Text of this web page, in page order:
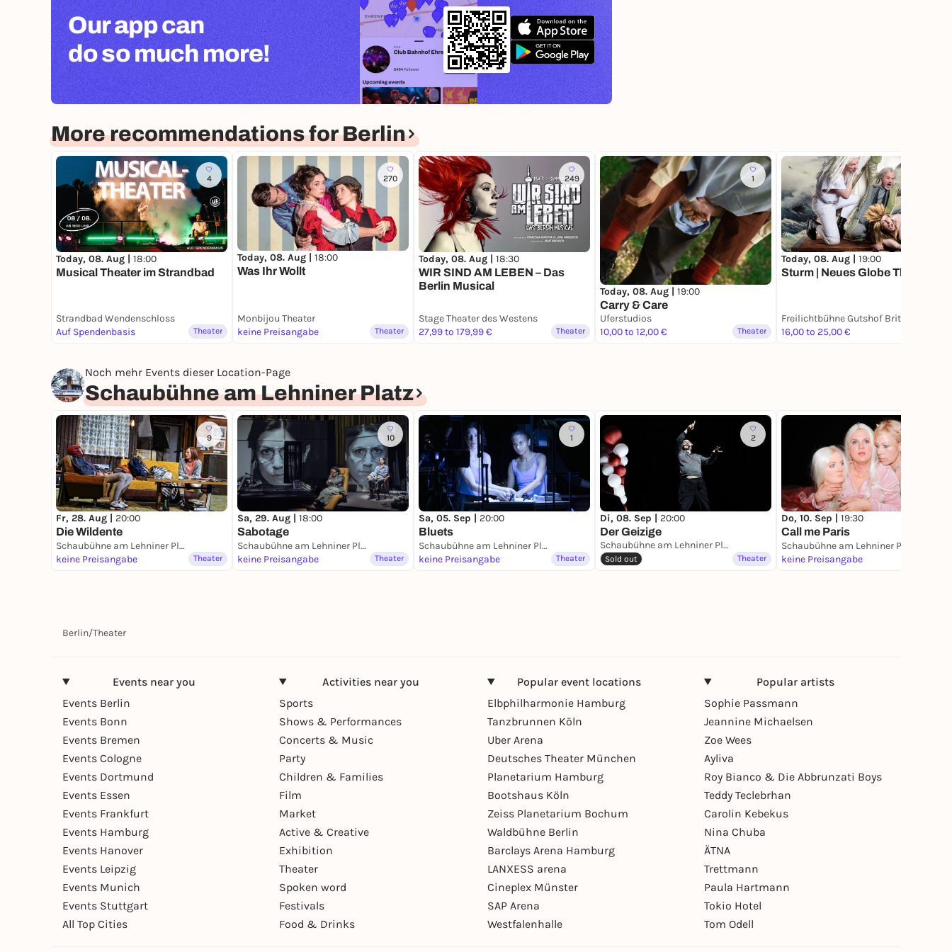
Our app can
do so much more!
More recommendations for Berlin
4
Today, 08. Aug | 18:00
Musical Theater im Strandbad
Strandbad Wendenschloss
Auf Spendenbasis
Theater
270
Today, 08. Aug | 18:00
Was Ihr Wollt
Monbijou Theater
keine Preisangabe
Theater
249
Today, 08. Aug | 18:30
WIR SIND AM LEBEN – Das
Berlin Musical
Stage Theater des Westens
27,99 to 179,99 €
Theater
1
Today, 08. Aug | 19:00
Carry & Care
Uferstudios
10,00 to 12,00 €
Theater
Today, 08. Aug | 19:00
Sturm | Neues Globe Theater
Freilichtbühne Gutshof Britz
16,00 to 25,00 €
Noch mehr Events dieser Location-Page
Schaubühne am Lehniner Platz
9
Fr, 28. Aug | 20:00
Die Wildente
Schaubühne am Lehniner Platz
keine Preisangabe
Theater
10
Sa, 29. Aug | 18:00
Sabotage
Schaubühne am Lehniner Platz
keine Preisangabe
Theater
1
Sa, 05. Sep | 20:00
Bluets
Schaubühne am Lehniner Platz
keine Preisangabe
Theater
2
Di, 08. Sep | 20:00
Der Geizige
Schaubühne am Lehniner Platz
Sold out Theater
Do, 10. Sep | 19:30
Call me Paris
keine Preisangabe
Berlin/Theater
Events near you
Events Berlin
Events Bonn
Events Bremen
Events Cologne
Events Dortmund
Events Essen
Events Frankfurt
Events Hamburg
Events Hanover
Events Leipzig
Events Munich
Events Stuttgart
All Top Cities
Activities near you
Sports
Shows & Performances
Concerts & Music
Party
Children & Families
Film
Market
Active & Creative
Exhibition
Theater
Spoken word
Festivals
Food & Drinks
Popular event locations
Elbphilharmonie Hamburg
Tanzbrunnen Köln
Uber Arena
Deutsches Theater München
Planetarium Hamburg
Bootshaus Köln
Zeiss Planetarium Bochum
Waldbühne Berlin
Barclays Arena Hamburg
LANXESS arena
Cineplex Münster
SAP Arena
Westfalenhalle
Popular artists
Sophie Passmann
Jeannine Michaelsen
Zoe Wees
Ayliva
Roy Bianco & Die Abbrunzati Boys
Teddy Teclebrhan
Carolin Kebekus
Nina Chuba
ÄTNA
Trettmann
Paula Hartmann
Tokio Hotel
Tom Odell